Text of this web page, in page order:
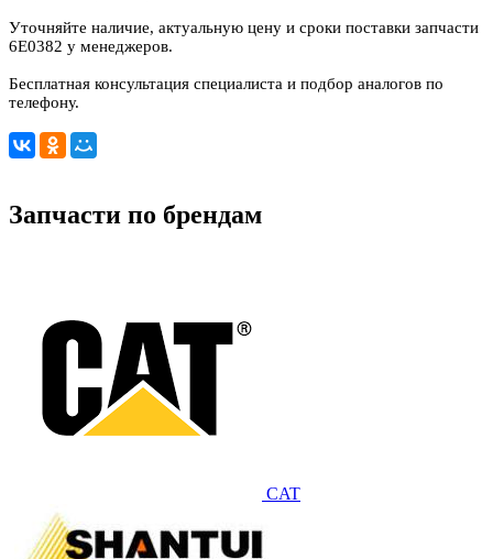
Уточняйте наличие, актуальную цену и сроки поставки запчасти
6E0382 у менеджеров.
Бесплатная консультация специалиста и подбор аналогов по
телефону.
Запчасти по брендам
CAT